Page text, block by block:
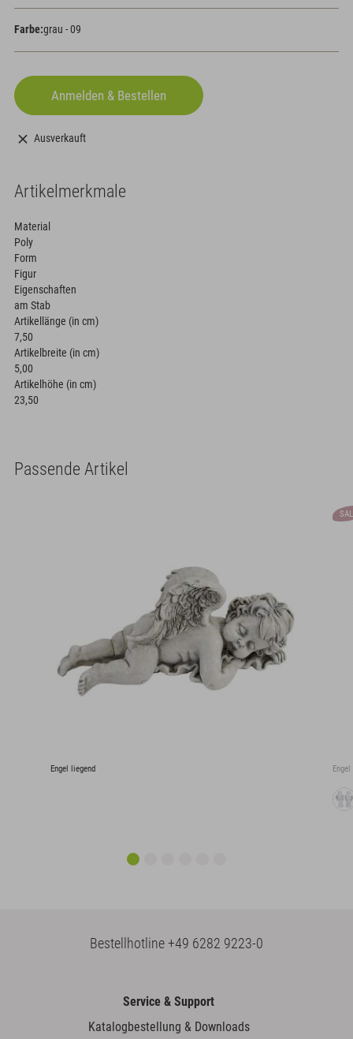
Farbe:grau - 09
Ausverkauft
Artikelmerkmale
Material
Poly
Form
Figur
Eigenschaften
am Stab
Artikellänge (in cm)
7,50
Artikelbreite (in cm)
5,00
Artikelhöhe (in cm)
23,50
Passende Artikel
Engel liegend
Bestellhotline+49 6282 9223-0
Service & Support
Katalogbestellung & Downloads